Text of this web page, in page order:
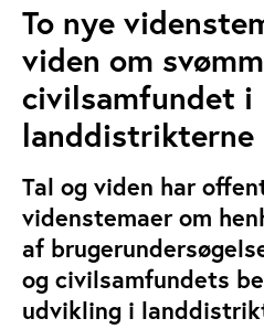
To nye
viden om
civilsamfundet i
landdistrikterne
Tal og viden har
videnstemaer om
af
og civilsamfundets
udvikling i